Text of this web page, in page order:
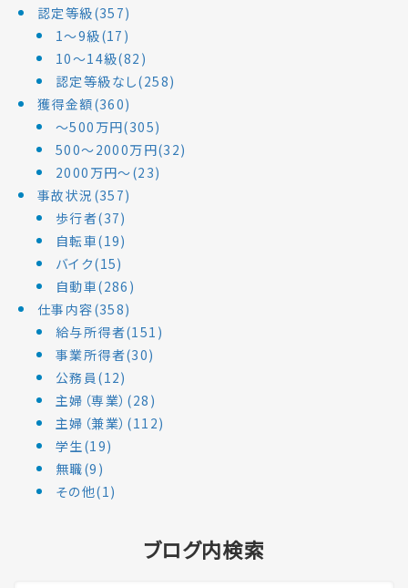
認定等級(357)
1～9級(17)
10～14級(82)
認定等級なし(258)
獲得金額(360)
～500万円(305)
500～2000万円(32)
2000万円～(23)
事故状況(357)
歩行者(37)
自転車(19)
バイク(15)
自動車(286)
仕事内容(358)
給与所得者(151)
事業所得者(30)
公務員(12)
主婦（専業）(28)
主婦（兼業）(112)
学生(19)
無職(9)
その他(1)
ブログ内検索